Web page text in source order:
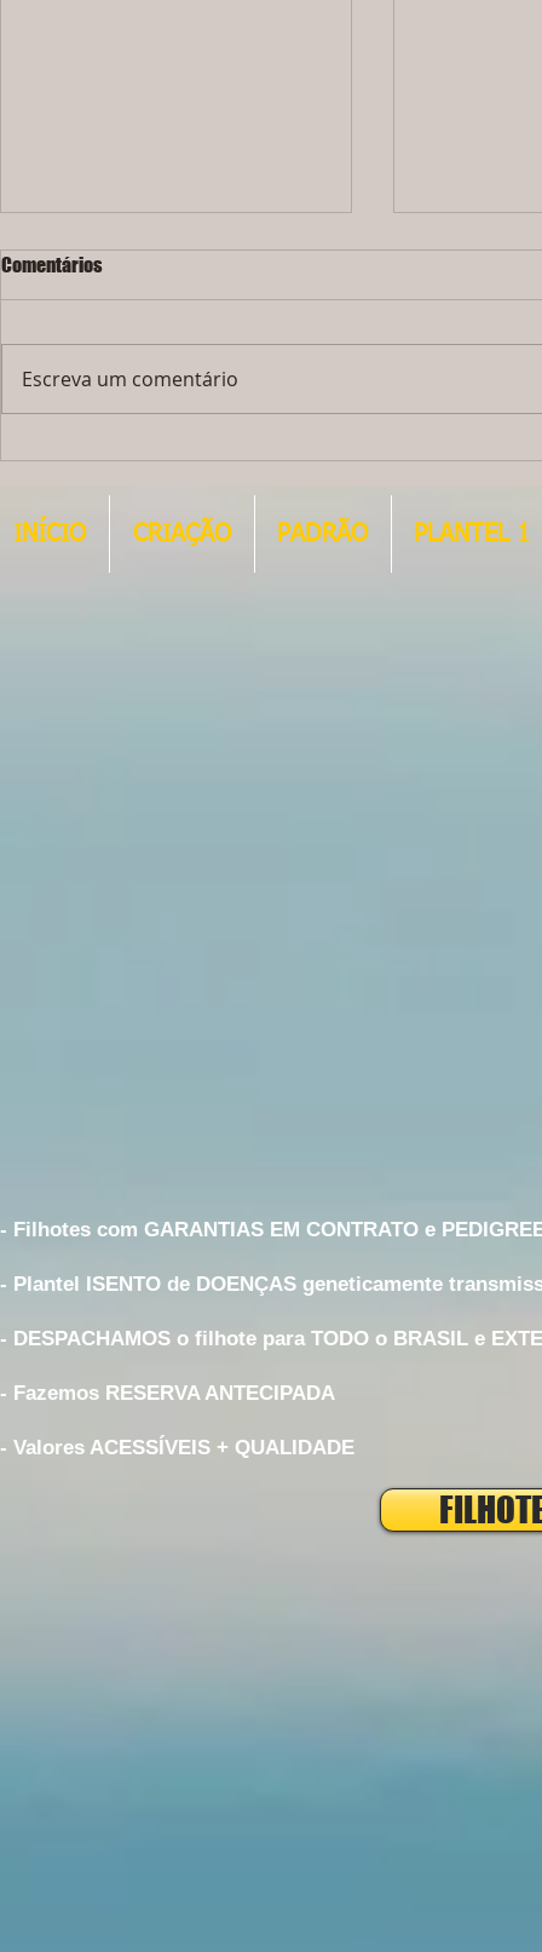
Comentários
Escreva um comentário
INÍCIO CRIAÇÃO PADRÃO PLANTEL 1
- Filhotes com GARANTIAS EM CONTRATO e
- Plantel ISENTO de DOENÇAS geneticamente
- DESPACHAMOS o filhote para TODO o BRASIL e
- Fazemos RESERVA ANTECIPADA
- Valores ACESSÍVEIS + QUALIDADE